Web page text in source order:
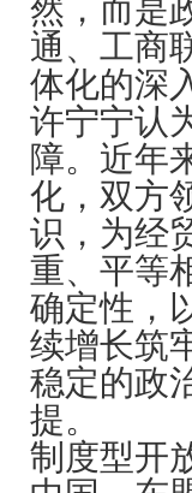
然，而是
通、工商
体化的深
许宁宁认
障。近年
化，双方
识，为经
重、平等
确定性，
续增长筑
稳定的政
提。
制度型开